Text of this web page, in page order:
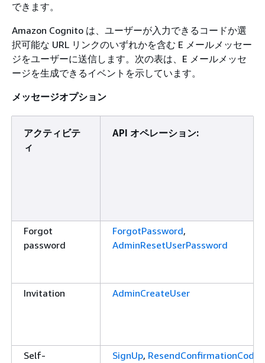
できます。
Amazon Cognito は、ユーザーが入力できるコードか選
択可能な URL リンクのいずれかを含む E メールメッセー
ジをユーザーに送信します。次の表は、E メールメッセ
ージを生成できるイベントを示しています。
メッセージオプション
アクティビテ
ィ
API オペレーション:
Forgot
password
ForgotPassword,
AdminResetUserPassword
Invitation AdminCreateUser
Self-
SignUp, ResendConfirmationCode